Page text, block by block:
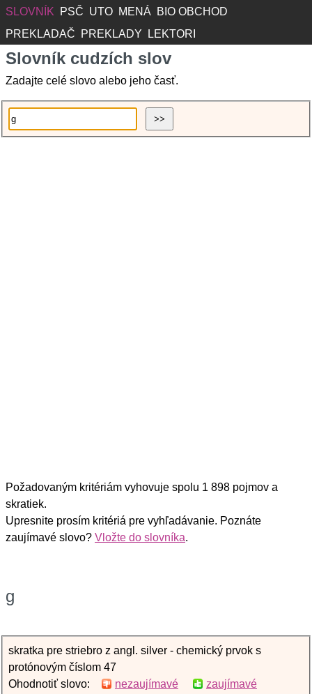
SLOVNÍK PSČ UTO MENÁ
BIO OBCHOD
PREKLADAČ
PREKLADY LEKTORI
Slovník cudzích slov
Zadajte celé slovo alebo jeho časť.
Požadovaným kritériám vyhovuje spolu 1 898 pojmov a
skratiek.
Upresnite prosím kritériá pre vyhľadávanie. Poznáte
zaujímavé slovo? Vložte do slovníka.
g
skratka pre striebro z angl. silver - chemický prvok s
protónovým číslom 47
Ohodnotiť slovo:
nezaujímavé
zaujímavé